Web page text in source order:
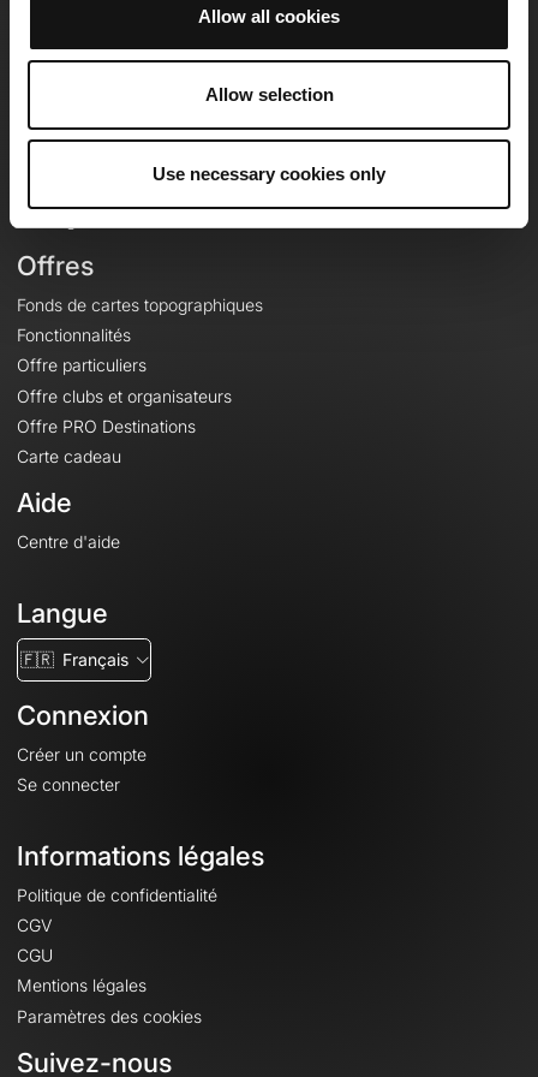
Allow all cookies
Allow selection
Use necessary cookies only
OpenRunner
Carrières
Offres
Fonds de cartes topographiques
Fonctionnalités
Offre particuliers
Offre clubs et organisateurs
Offre PRO Destinations
Carte cadeau
Aide
Centre d'aide
Langue
🇫🇷 Français
Connexion
Créer un compte
Se connecter
Informations légales
Politique de confidentialité
CGV
CGU
Mentions légales
Paramètres des cookies
Suivez-nous